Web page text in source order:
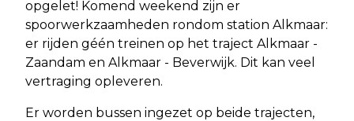
opgelet! Komend weekend zijn er
spoorwerkzaamheden rondom station Alkmaar:
er rijden géén treinen op het traject Alkmaar -
Zaandam en Alkmaar - Beverwijk. Dit kan veel
vertraging opleveren.
Er worden bussen ingezet op beide trajecten,